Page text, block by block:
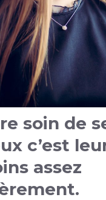
soin de
c’est
assez